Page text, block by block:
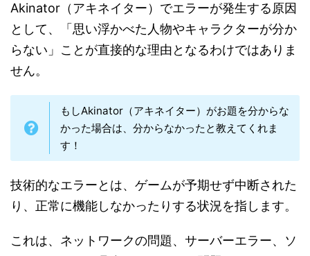
Akinator（アキネイター）でエラーが発生する原因
として、「思い浮かべた人物やキャラクターが分か
らない」ことが直接的な理由となるわけではありま
せん。
もしAkinator（アキネイター）がお題を分からな
かった場合は、分からなかったと教えてくれま
す！
技術的なエラーとは、ゲームが予期せず中断された
り、正常に機能しなかったりする状況を指します。
これは、ネットワークの問題、サーバーエラー、ソ